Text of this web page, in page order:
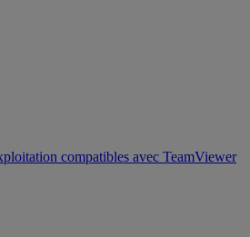
compatibles avec TeamViewer